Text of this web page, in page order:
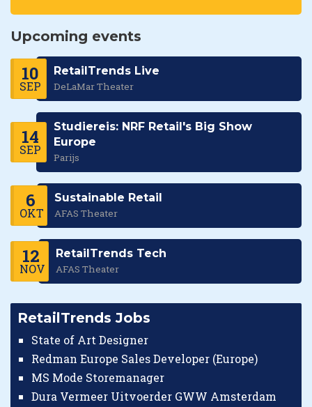
Upcoming events
10
SEP
RetailTrends Live
DeLaMar Theater
14
SEP
Studiereis: NRF Retail's Big Show
Europe
Parijs
6
OKT
Sustainable Retail
AFAS Theater
12
NOV
RetailTrends Tech
AFAS Theater
RetailTrends Jobs
State of Art Designer
Redman Europe Sales Developer (Europe)
MS Mode Storemanager
Dura Vermeer Uitvoerder GWW Amsterdam